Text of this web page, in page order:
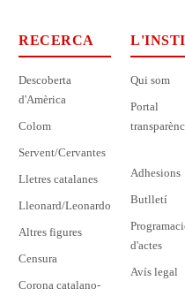
RECERCA
Descoberta
d'Amèrica
Colom
Servent/Cervantes
Lletres catalanes
Lleonard/Leonardo
Altres figures
Censura
Corona catalano-
Qui som
Portal
Adhesions
Butlletí
d'actes
Avís legal